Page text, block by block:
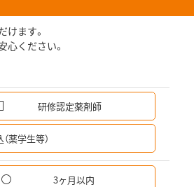
ます。
心ください。
研修認定薬剤師
薬学生等）
3ヶ月以内